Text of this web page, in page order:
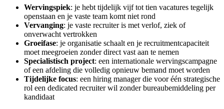
Wervingspiek: je hebt tijdelijk vijf tot tien vacatures tegelijk
openstaan en je vaste team komt niet rond
Vervanging: je vaste recruiter is met verlof, ziek of
onverwacht vertrokken
Groeifase: je organisatie schaalt en je recruitmentcapaciteit
moet meegroeien zonder direct vast aan te nemen
Specialistisch project: een internationale wervingscampagne
of een afdeling die volledig opnieuw bemand moet worden
Tijdelijke focus: een hiring manager die voor één strategische
rol een dedicated recruiter wil zonder bureaubemiddeling per
kandidaat